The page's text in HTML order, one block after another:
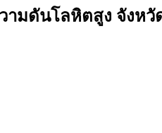
ามดันโลหิตสูง จังห